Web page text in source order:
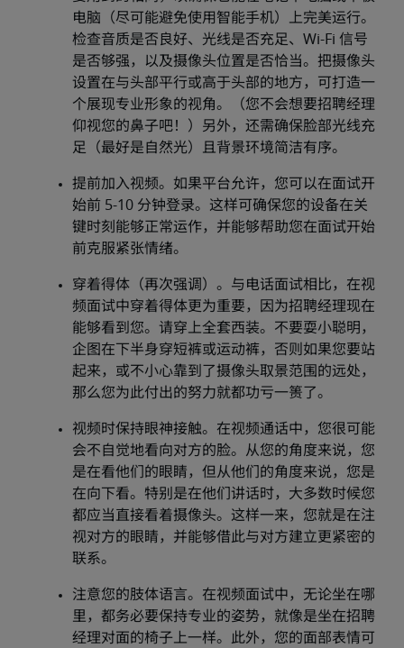
电脑（尽可能避免使用智能手机）上完美运行。
检查音质是否良好、光线是否充足、Wi-Fi 信号
是否够强，以及摄像头位置是否恰当。把摄像头
设置在与头部平行或高于头部的地方，可打造一
个展现专业形象的视角。（您不会想要招聘经理
仰视您的鼻子吧！）另外，还需确保脸部光线充
足（最好是自然光）且背景环境简洁有序。
提前加入视频。如果平台允许，您可以在面试开
始前 5-10 分钟登录。这样可确保您的设备在关
键时刻能够正常运作，并能够帮助您在面试开始
前克服紧张情绪。
穿着得体（再次强调）。与电话面试相比，在视
频面试中穿着得体更为重要，因为招聘经理现在
能够看到您。请穿上全套西装。不要耍小聪明，
企图在下半身穿短裤或运动裤，否则如果您要站
起来，或不小心靠到了摄像头取景范围的远处，
那么您为此付出的努力就都功亏一篑了。
视频时保持眼神接触。在视频通话中，您很可能
会不自觉地看向对方的脸。从您的角度来说，您
是在看他们的眼睛，但从他们的角度来说，您是
在向下看。特别是在他们讲话时，大多数时候您
都应当直接看着摄像头。这样一来，您就是在注
视对方的眼睛，并能够借此与对方建立更紧密的
联系。
注意您的肢体语言。在视频面试中，无论坐在哪
里，都务必要保持专业的姿势，就像是坐在招聘
经理对面的椅子上一样。此外，您的面部表情可